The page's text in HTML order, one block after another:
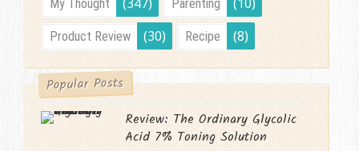
My Thought Parenting
Product Review (30) Recipe (8)
Popular Posts
Review: The Ordinary Glycolic
Acid 7% Toning Solution